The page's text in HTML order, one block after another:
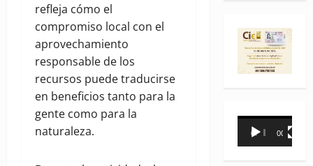
refleja cómo el
compromiso local con el
aprovechamiento
responsable de los
recursos puede traducirse
en beneficios tanto para la
gente como para la
naturaleza.
Reproductor
00:00 00:31